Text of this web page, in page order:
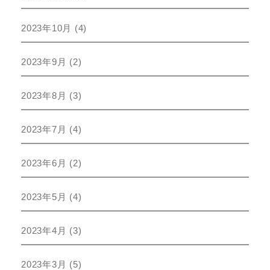
2023年10月 (4)
2023年9月 (2)
2023年8月 (3)
2023年7月 (4)
2023年6月 (2)
2023年5月 (4)
2023年4月 (3)
2023年3月 (5)